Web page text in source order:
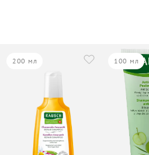
200 мл 100 мл